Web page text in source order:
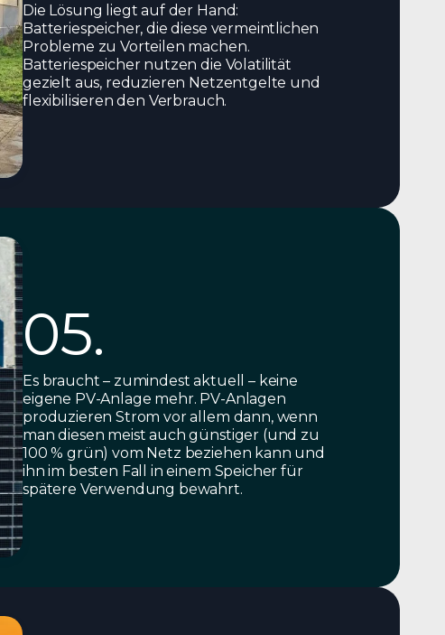
Die Lösung liegt auf der Hand:
Batteriespeicher, die diese vermeintlichen
Probleme zu Vorteilen machen.
Batteriespeicher nutzen die Volatilität
gezielt aus, reduzieren Netzentgelte und
flexibilisieren den Verbrauch.
05.
Es braucht – zumindest aktuell – keine
eigene PV-Anlage mehr. PV-Anlagen
produzieren Strom vor allem dann, wenn
man diesen meist auch günstiger (und zu
100 % grün) vom Netz beziehen kann und
ihn im besten Fall in einem Speicher für
spätere Verwendung bewahrt.